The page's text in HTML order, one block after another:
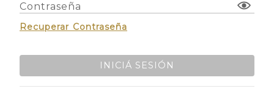
Contraseña
Recuperar Contraseña
INICIÁ SESIÓN